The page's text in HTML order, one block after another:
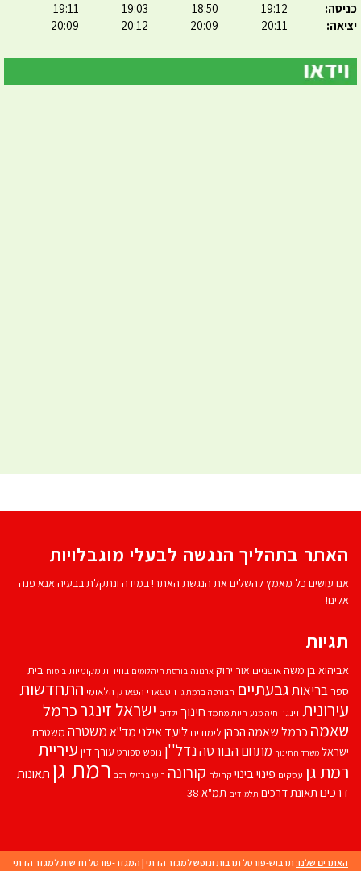
כניסה:
יציאה:
19:12
20:11
18:50
20:09
19:03
20:12
19:11
20:09
האתר בתהליך הנגשה לבעלי מוגבלויות
אנו עושים כל מאמץ להשלים את הנגשת האתר! במידה ונתקלת בבעיה אנא פנה
אלינו!
תגיות
אביהוא בן משהאופניים אור ירוק ארנונה בורסת היהלומים בחירות מקומיות ביטוח בית
ספרבריאותגבעתיים הבורסה ברמת גן הספארי הפארק הלאומי התחדשות
עירוניתזינגר חיה מנע חיות מחמד חינוך ילדים ישראל זינגרכרמל
שאמה כרמל שאמה הכהן לימודים ליעד אילנימד''אמשטרה משטרת
ישראל משרד החינוך מתחם הבורסהנדל''ן נופש ספורט עורך דין עיריית
רמת גן עסקים פינוי בינוי קהילה קורונה רועי ברזילי רכב רמת גן תאונות
דרכים תאונת דרכים תלמידים תמ"א 38
האתרים שלנו: תרבוש-פורטל תרבות ונופש למגזר הדתי | המגזר-פורטל חדשות למגזר הדתי